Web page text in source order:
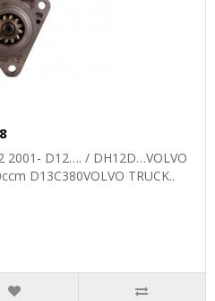
2001- D12…. / DH12D…VOLVO
D13C380VOLVO TRUCK..